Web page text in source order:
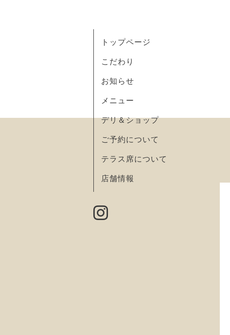
トップページ
こだわり
お知らせ
メニュー
デリ＆ショップ
ご予約について
テラス席について
店舗情報